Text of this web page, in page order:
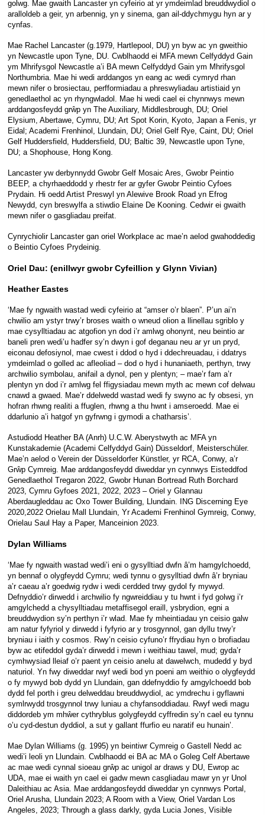
golwg. Mae gwaith Lancaster yn cyfeirio at yr ymdeimlad breuddwydiol o
aralloldeb a geir, yn arbennig, yn y sinema, gan ail-ddychmygu hyn ar y
cynfas.
Mae Rachel Lancaster (g.1979, Hartlepool, DU) yn byw ac yn gweithio
yn Newcastle upon Tyne, DU. Cwblhaodd ei MFA mewn Celfyddyd Gain
ym Mhrifysgol Newcastle a’i BA mewn Celfyddyd Gain ym Mhrifysgol
Northumbria. Mae hi wedi arddangos yn eang ac wedi cymryd rhan
mewn nifer o brosiectau, perfformiadau a phreswyliadau artistiaid yn
genedlaethol ac yn rhyngwladol. Mae hi wedi cael ei chynnwys mewn
arddangosfeydd grŵp yn The Auxiliary, Middlesbrough, DU; Oriel
Elysium, Abertawe, Cymru, DU; Art Spot Korin, Kyoto, Japan a Fenis, yr
Eidal; Academi Frenhinol, Llundain, DU; Oriel Gelf Rye, Caint, DU; Oriel
Gelf Huddersfield, Huddersfield, DU; Baltic 39, Newcastle upon Tyne,
DU; a Shophouse, Hong Kong.
Lancaster yw derbynnydd Gwobr Gelf Mosaic Ares, Gwobr Peintio
BEEP, a chyrhaeddodd y rhestr fer ar gyfer Gwobr Peintio Cyfoes
Prydain. Hi oedd Artist Preswyl yn Alewive Brook Road yn Efrog
Newydd, cyn breswylfa a stiwdio Elaine De Kooning. Cedwir ei gwaith
mewn nifer o gasgliadau preifat.
Cynrychiolir Lancaster gan oriel Workplace ac mae’n aelod gwahoddedig
o Beintio Cyfoes Prydeinig.
Oriel Dau: (enillwyr gwobr Cyfeillion y Glynn Vivian)
Heather Eastes
‘Mae fy ngwaith wastad wedi cyfeirio at “amser o’r blaen”. P’un ai’n
chwilio am ystyr trwy’r broses waith o wneud olion a llinellau sgriblo y
mae cysylltiadau ac atgofion yn dod i’r amlwg ohonynt, neu beintio ar
baneli pren wedi’u hadfer sy’n dwyn i gof deganau neu ar yr un pryd,
eiconau defosiynol, mae cwest i ddod o hyd i ddechreuadau, i ddatrys
ymdeimlad o golled ac afleoliad – dod o hyd i hunaniaeth, perthyn, trwy
archwilio symbolau, anifail a dynol, pen y plentyn; – mae’r fam a’r
plentyn yn dod i’r amlwg fel ffigysiadau mewn myth ac mewn cof delwau
cnawd a gwaed. Mae’r ddelwedd wastad wedi fy swyno ac fy obsesi, yn
hofran rhwng realiti a ffuglen, rhwng a thu hwnt i amseroedd. Mae ei
ddarlunio a’i hatgof yn gyfrwng i gymodi a chatharsis’.
Astudiodd Heather BA (Anrh) U.C.W. Aberystwyth ac MFA yn
Kunstakademie (Academi Celfyddyd Gain) Düsseldorf, Meisterschüler.
Mae’n aelod o Verein der Düsseldorfer Künstler, yr RCA, Conwy, a’r
Grŵp Cymreig. Mae arddangosfeydd diweddar yn cynnwys Eisteddfod
Genedlaethol Tregaron 2022, Gwobr Hunan Bortread Ruth Borchard
2023, Cymru Gyfoes 2021, 2022, 2023 – Oriel y Glannau
Aberdaugleddau ac Oxo Tower Building, Llundain. ING Discerning Eye
2020,2022 Orielau Mall Llundain, Yr Academi Frenhinol Gymreig, Conwy,
Orielau Saul Hay a Paper, Manceinion 2023.
Dylan Williams
‘Mae fy ngwaith wastad wedi’i eni o gysylltiad dwfn â’m hamgylchoedd,
yn bennaf o olygfeydd Cymru; wedi tynnu o gysylltiad dwfn â’r bryniau
a’r caeau a’r goedwig rydw i wedi cerdded trwy gydol fy mywyd.
Defnyddio’r dirwedd i archwilio fy ngwreiddiau y tu hwnt i fyd golwg i’r
amgylchedd a chysylltiadau metaffisegol eraill, ysbrydion, egni a
breuddwydion sy’n perthyn i’r wlad. Mae fy mheintiadau yn ceisio galw
am natur fyfyriol y dirwedd i fyfyrio ar y trosgynnol, gan dyllu trwy’r
bryniau i iaith y cosmos. Rwy’n ceisio cyfuno’r ffrydiau hyn o brofiadau
byw ac etifeddol gyda’r dirwedd i mewn i weithiau tawel, mud; gyda’r
cymhwysiad lleiaf o’r paent yn ceisio anelu at dawelwch, mudedd y byd
naturiol. Yn fwy diweddar rwyf wedi bod yn poeni am weithio o olygfeydd
o fy mywyd bob dydd yn Llundain, gan ddefnyddio fy amgylchoedd bob
dydd fel porth i greu delweddau breuddwydiol, ac ymdrechu i gyflawni
symlrwydd trosgynnol trwy luniau a chyfansoddiadau. Rwyf wedi magu
diddordeb ym mhŵer cythryblus golygfeydd cyffredin sy’n cael eu tynnu
o’u cyd-destun dyddiol, a sut y gallant ffurfio eu naratif eu hunain’.
Mae Dylan Williams (g. 1995) yn beintiwr Cymreig o Gastell Nedd ac
wedi’i leoli yn Llundain. Cwblhaodd ei BA ac MA o Goleg Celf Abertawe
ac mae wedi cynnal sioeau grŵp ac unigol ar draws y DU, Ewrop ac
UDA, mae ei waith yn cael ei gadw mewn casgliadau mawr yn yr Unol
Daleithiau ac Asia. Mae arddangosfeydd diweddar yn cynnwys Portal,
Oriel Arusha, Llundain 2023; A Room with a View, Oriel Vardan Los
Angeles, 2023; Through a glass darkly, gyda Lucia Jones, Visible